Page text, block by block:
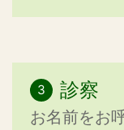
診察
お名前をお